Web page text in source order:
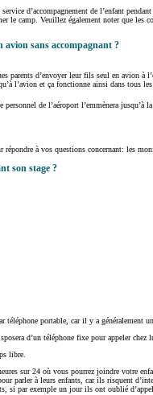
d’accompagnement de l’enfant
camp. Veuillez également noter que les
avion sans accompagnant ?
parents d’envoyer leur fils seul en avion
l’avion et ça fonctionne ainsi dans tous
personnel de l’aéroport l’emmènera
à vos questions concernant: les
son stage ?
téléphone portable, car il y a
d’un téléphone fixe pour appeler chez
libre.
sur 24 où vous pourrez joindre votre
parler à leurs enfants, car ils risquent
si par exemple un jour ils ont oublié